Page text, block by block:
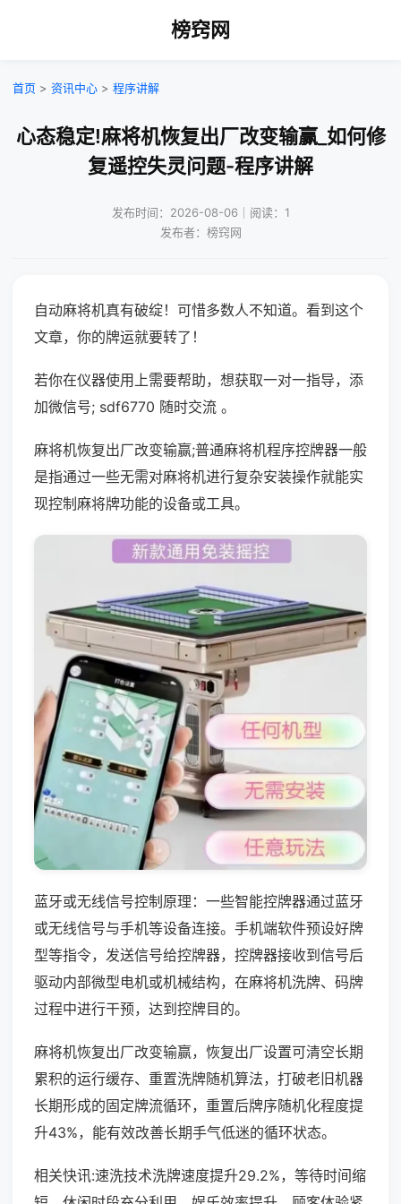
榜窍网
首页 > 资讯中心 > 程序讲解
心态稳定!麻将机恢复出厂改变输赢_如何修
复遥控失灵问题-程序讲解
发布时间：2026-08-06｜阅读：1
发布者：榜窍网
自动麻将机真有破绽！可惜多数人不知道。看到这个
文章，你的牌运就要转了！
若你在仪器使用上需要帮助，想获取一对一指导，添
加微信号; sdf6770 随时交流 。
麻将机恢复出厂改变输赢;普通麻将机程序控牌器一般
是指通过一些无需对麻将机进行复杂安装操作就能实
现控制麻将牌功能的设备或工具。
蓝牙或无线信号控制原理：一些智能控牌器通过蓝牙
或无线信号与手机等设备连接。手机端软件预设好牌
型等指令，发送信号给控牌器，控牌器接收到信号后
驱动内部微型电机或机械结构，在麻将机洗牌、码牌
过程中进行干预，达到控牌目的。
麻将机恢复出厂改变输赢，恢复出厂设置可清空长期
累积的运行缓存、重置洗牌随机算法，打破老旧机器
长期形成的固定牌流循环，重置后牌序随机化程度提
升43%，能有效改善长期手气低迷的循环状态。
相关快讯:速洗技术洗牌速度提升29.2%，等待时间缩